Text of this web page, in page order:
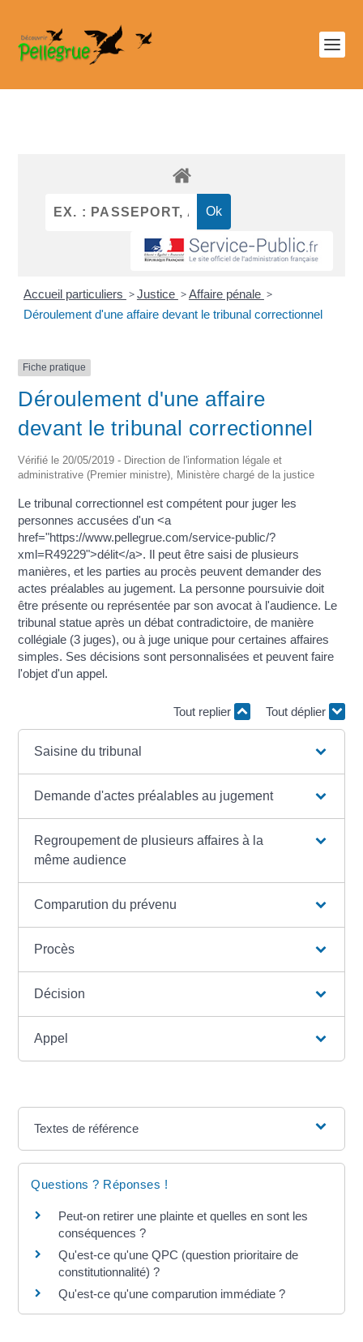
Accueil particuliers >Justice >Affaire pénale >
Déroulement d'une affaire devant le tribunal correctionnel
Fiche pratique
Déroulement d'une affaire
devant le tribunal correctionnel
Vérifié le 20/05/2019 - Direction de l'information légale et
administrative (Premier ministre), Ministère chargé de la justice
Le tribunal correctionnel est compétent pour juger les
personnes accusées d'un <a
href="https://www.pellegrue.com/service-public/?
xml=R49229">délit</a>. Il peut être saisi de plusieurs
manières, et les parties au procès peuvent demander des
actes préalables au jugement. La personne poursuivie doit
être présente ou représentée par son avocat à l'audience. Le
tribunal statue après un débat contradictoire, de manière
collégiale (3 juges), ou à juge unique pour certaines affaires
simples. Ses décisions sont personnalisées et peuvent faire
l'objet d'un appel.
Tout replier Tout déplier
Saisine du tribunal
Demande d'actes préalables au jugement
Regroupement de plusieurs affaires à la
même audience
Comparution du prévenu
Procès
Décision
Appel
Textes de référence
Questions ? Réponses !
Peut-on retirer une plainte et quelles en sont les
conséquences ?
Qu'est-ce qu'une QPC (question prioritaire de
constitutionnalité) ?
Qu'est-ce qu'une comparution immédiate ?